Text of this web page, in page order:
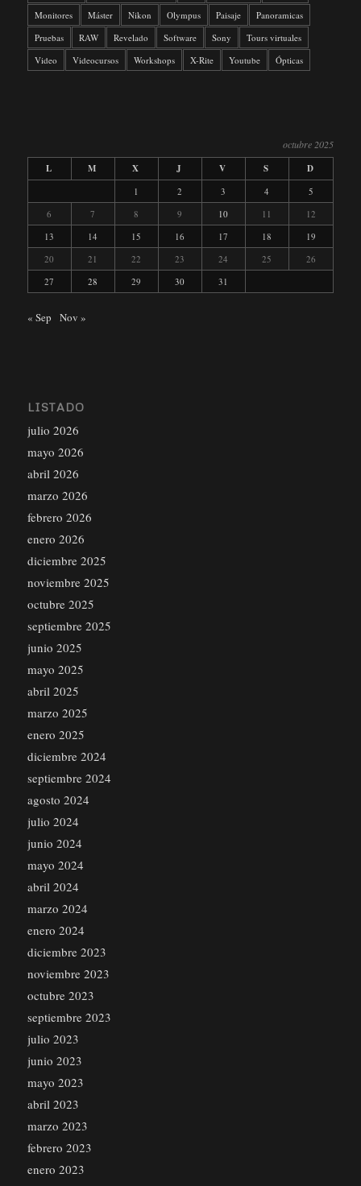
Monitores
Máster Nikon Olympus Paisaje
Panoramicas
Pruebas
RAW Revelado Software Sony
Tours virtuales
Video
Videocursos Workshops X-Rite Youtube Ópticas
octubre 2025
L
M X J V S D
1 2 3 4
5
6
7 8 9 10 11
12
13
14 15 16 17 18
19
20
21 22 23 24 25
26
27
28 29 30 31
« Sep Nov »
LISTADO
julio 2026
mayo 2026
abril 2026
marzo 2026
febrero 2026
enero 2026
diciembre 2025
noviembre 2025
octubre 2025
septiembre 2025
junio 2025
mayo 2025
abril 2025
marzo 2025
enero 2025
diciembre 2024
septiembre 2024
agosto 2024
julio 2024
junio 2024
mayo 2024
abril 2024
marzo 2024
enero 2024
diciembre 2023
noviembre 2023
octubre 2023
septiembre 2023
julio 2023
junio 2023
mayo 2023
abril 2023
marzo 2023
febrero 2023
enero 2023